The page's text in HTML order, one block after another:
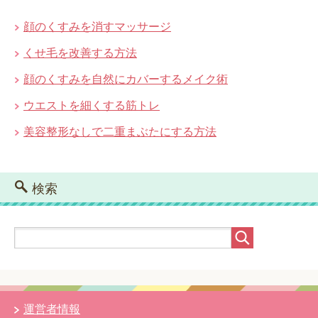
顔のくすみを消すマッサージ
くせ毛を改善する方法
顔のくすみを自然にカバーするメイク術
ウエストを細くする筋トレ
美容整形なしで二重まぶたにする方法
検索
運営者情報